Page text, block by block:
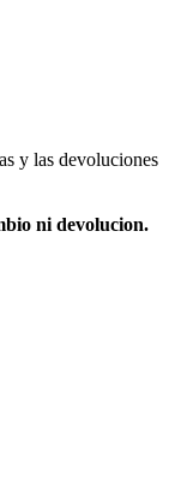
y las devoluciones
ni devolucion.